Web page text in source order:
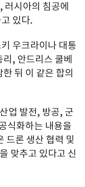
시아의 침공에
있다.
우크라이나 대통
, 안드리스 쿨베
뒤 이 같은 합의
업 발전, 방공, 군
식화하는 내용을
드론 생산 협력 및
맞추고 있다고 신